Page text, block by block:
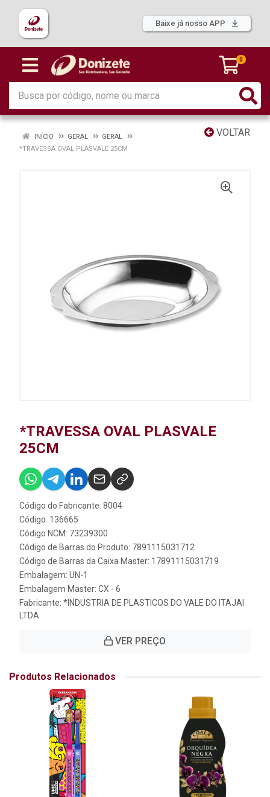
Baixe já nosso APP
0
VOLTAR
INÍCIO GERAL
GERAL
*TRAVESSA OVAL PLASVALE 25CM
*TRAVESSA OVAL PLASVALE
25CM
Código do Fabricante: 8004
Código: 136665
Código NCM: 73239300
Código de Barras do Produto: 7891115031712
Código de Barras da Caixa Master: 17891115031719
Embalagem: UN-1
Embalagem Master: CX - 6
Fabricante: *INDUSTRIA DE PLASTICOS DO VALE DO ITAJAI
LTDA
VER PREÇO
Produtos Relacionados